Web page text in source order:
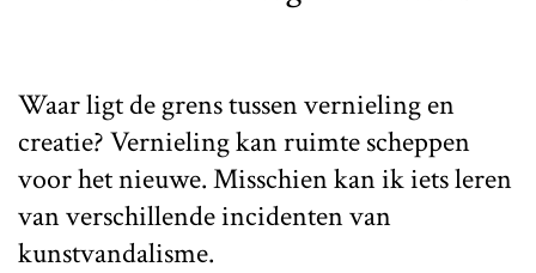
Waar ligt de grens tussen vernieling en
creatie? Vernieling kan ruimte scheppen
voor het nieuwe. Misschien kan ik iets leren
van verschillende incidenten van
kunstvandalisme.